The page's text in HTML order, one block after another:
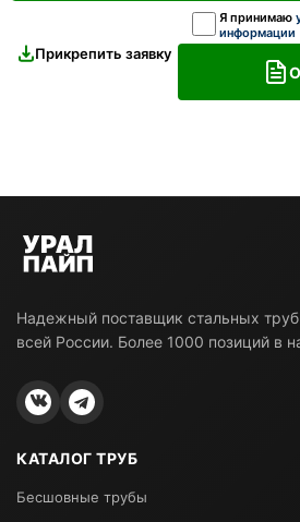
Прикрепить заявку
Я принимаю
информации
Надежный поставщик стальных
всей России. Более 1000 позиций в
КАТАЛОГ ТРУБ
Бесшовные трубы